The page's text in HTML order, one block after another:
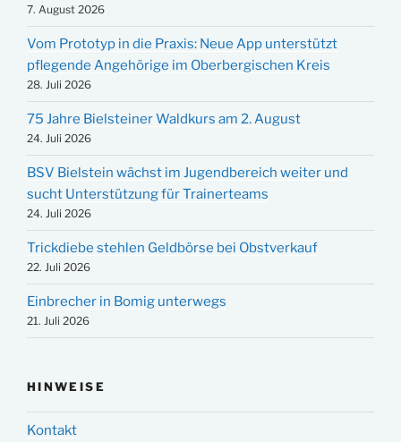
7. August 2026
Vom Prototyp in die Praxis: Neue App unterstützt
pflegende Angehörige im Oberbergischen Kreis
28. Juli 2026
75 Jahre Bielsteiner Waldkurs am 2. August
24. Juli 2026
BSV Bielstein wächst im Jugendbereich weiter und
sucht Unterstützung für Trainerteams
24. Juli 2026
Trickdiebe stehlen Geldbörse bei Obstverkauf
22. Juli 2026
Einbrecher in Bomig unterwegs
21. Juli 2026
HINWEISE
Kontakt